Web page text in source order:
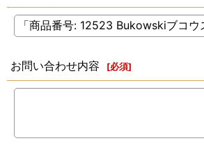
お問い合わせ内容 [必須]